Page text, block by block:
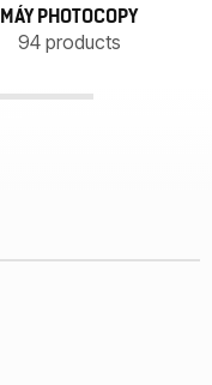
MÁY PHOTOCOPY
94 products